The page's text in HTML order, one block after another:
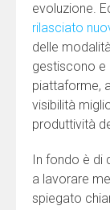
evoluzione.
rilasciato
delle
gestiscono e
piattaforme,
visibilità
produttività
In fondo è di
a lavorare
spiegato